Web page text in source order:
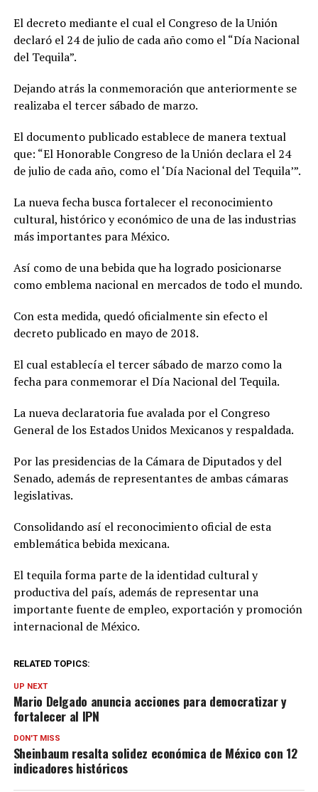
El decreto mediante el cual el Congreso de la Unión
declaró el 24 de julio de cada año como el “Día Nacional
del Tequila”.
Dejando atrás la conmemoración que anteriormente se
realizaba el tercer sábado de marzo.
El documento publicado establece de manera textual
que: “El Honorable Congreso de la Unión declara el 24
de julio de cada año, como el ‘Día Nacional del Tequila’”.
La nueva fecha busca fortalecer el reconocimiento
cultural, histórico y económico de una de las industrias
más importantes para México.
Así como de una bebida que ha logrado posicionarse
como emblema nacional en mercados de todo el mundo.
Con esta medida, quedó oficialmente sin efecto el
decreto publicado en mayo de 2018.
El cual establecía el tercer sábado de marzo como la
fecha para conmemorar el Día Nacional del Tequila.
La nueva declaratoria fue avalada por el Congreso
General de los Estados Unidos Mexicanos y respaldada.
Por las presidencias de la Cámara de Diputados y del
Senado, además de representantes de ambas cámaras
legislativas.
Consolidando así el reconocimiento oficial de esta
emblemática bebida mexicana.
El tequila forma parte de la identidad cultural y
productiva del país, además de representar una
importante fuente de empleo, exportación y promoción
internacional de México.
RELATED TOPICS:
UP NEXT
Mario Delgado anuncia acciones para democratizar y
fortalecer al IPN
DON'T MISS
Sheinbaum resalta solidez económica de México con 12
indicadores históricos